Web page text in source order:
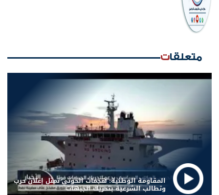
متعلقات
المقاومة الوطنية: هجمات الحوثي تمثل إعلان حرب
وتطالب الشرعية بتحريك الجبهات